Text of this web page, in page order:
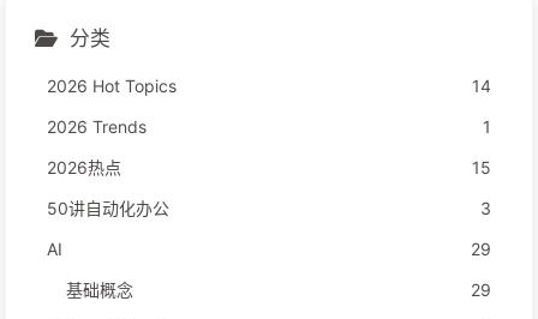
分类
2026 Hot Topics
14
2026 Trends
1
2026热点
15
50讲自动化办公
3
AI
29
基础概念
29